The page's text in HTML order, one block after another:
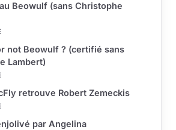
Beowulf (sans Christophe
not Beowulf ? (certifié sans
Lambert)
retrouve Robert Zemeckis
par Angelina